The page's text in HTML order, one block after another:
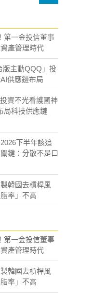
第一金投信董事
產管理時代
版主動QQQ」投
供應鏈布局
資不光看護國神
局科技供應鏈
下半年該追
鍵：分散不是口
韓國去槓桿風
率」不高
第一金投信董事
產管理時代
韓國去槓桿風
率」不高